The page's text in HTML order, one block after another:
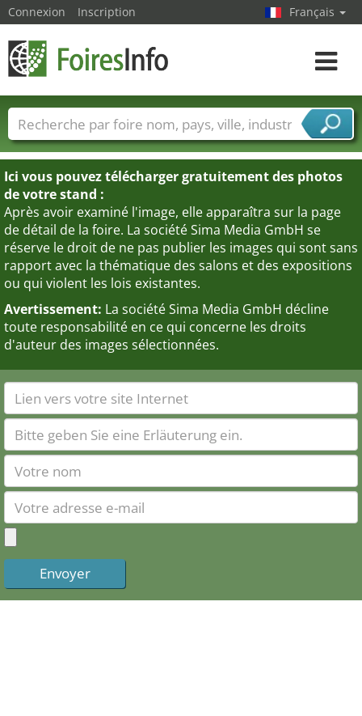
Ici vous pouvez télécharger gratuitement des photos
de votre stand :
Après avoir examiné l'image, elle apparaîtra sur la page
de détail de la foire. La société Sima Media GmbH se
réserve le droit de ne pas publier les images qui sont sans
rapport avec la thématique des salons et des expositions
ou qui violent les lois existantes.
Avertissement: La société Sima Media GmbH décline
toute responsabilité en ce qui concerne les droits
d'auteur des images sélectionnées.
Connexion Inscription Français
Toggle
Foire noms Pays Villes
Secteurs de foire
Secteurs du fournisseur de services